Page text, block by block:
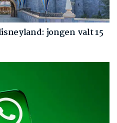
jongen valt 15